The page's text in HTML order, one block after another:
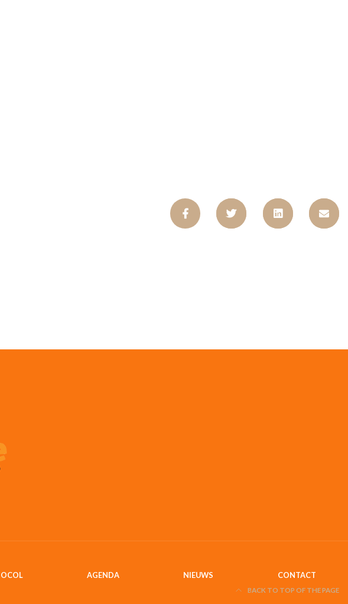
AGENDA NIEUWS CONTACT
BACK TO TOP OF THE PAGE